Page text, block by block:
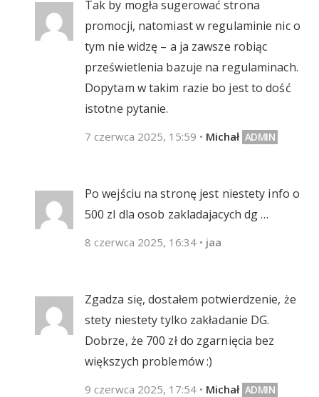
Tak by mogła sugerować strona
promocji, natomiast w regulaminie nic o
tym nie widzę – a ja zawsze robiąc
prześwietlenia bazuje na regulaminach.
Dopytam w takim razie bo jest to dość
istotne pytanie.
7 czerwca 2025, 15:59 • Michał
Po wejściu na stronę jest niestety info o
500 zl dla osob zakladajacych dg …
8 czerwca 2025, 16:34 • jaa
Zgadza się, dostałem potwierdzenie, że
stety niestety tylko zakładanie DG.
Dobrze, że 700 zł do zgarnięcia bez
większych problemów :)
9 czerwca 2025, 17:54 • Michał